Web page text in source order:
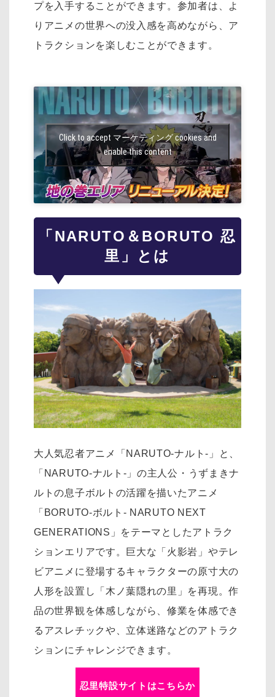
プを入手することができます。参加者は、よ
りアニメの世界への没入感を高めながら、ア
トラクションを楽しむことができます。
Click to accept マーケティング cookies and
enable this content
「NARUTO＆BORUTO 忍
里」とは
大人気忍者アニメ「NARUTO-ナルト-」と、
「NARUTO-ナルト-」の主人公・うずまきナ
ルトの息子ボルトの活躍を描いたアニメ
「BORUTO-ボルト- NARUTO NEXT
GENERATIONS」をテーマとしたアトラク
ションエリアです。巨大な「火影岩」やテレ
ビアニメに登場するキャラクターの原寸大の
人形を設置し「木ノ葉隠れの里」を再現。作
品の世界観を体感しながら、修業を体感でき
るアスレチックや、立体迷路などのアトラク
ションにチャレンジできます。
忍里特設サイトはこちらか